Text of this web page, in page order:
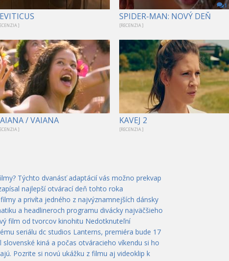
]
1
SPIDER-MAN: NOVÝ DEŇ
[RECENZIA ]
/ VAIANA
]
KAVEJ 2
[RECENZIA ]
Týchto dvanásť adaptácií vás možno prekvap
najlepší otvárací deň tohto roka
a privíta jedného z najvýznamnejších dánsky
a headlineroch programu divácky najväčšieho
film od tvorcov kinohitu Nedotknuteľní
seriálu dc studios Lanterns, premiéra bude 17
kiná a počas otváracieho víkendu si ho
Pozrite si novú ukážku z filmu aj videoklip k